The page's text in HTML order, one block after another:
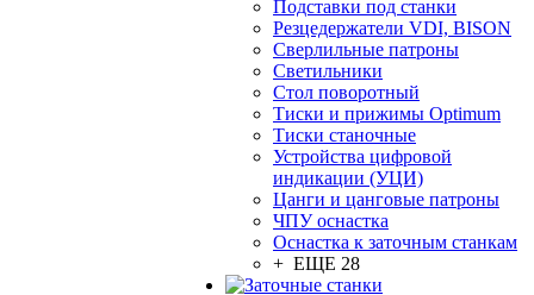
Подставки под станки
Резцедержатели VDI, BISON
Сверлильные патроны
Светильники
Стол поворотный
Тиски и прижимы Optimum
Тиски станочные
Устройства цифровой
индикации (УЦИ)
Цанги и цанговые патроны
ЧПУ оснастка
Оснастка к заточным станкам
+ ЕЩЕ 28